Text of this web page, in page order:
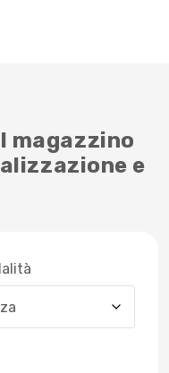
magazzino
e